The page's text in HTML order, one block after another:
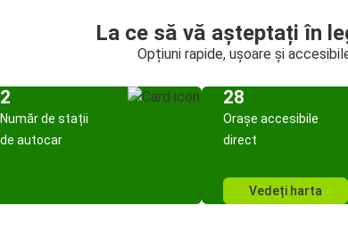
La ce să vă așteptați în
Opțiuni rapide, ușoare și
2
Număr de stații
de autocar
28
Orașe accesibile
direct
Vedeți harta